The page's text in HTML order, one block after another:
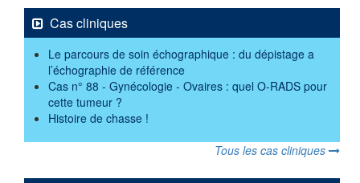
Cas cliniques
Le parcours de soin échographique : du dépistage a
l’échographie de référence
Cas n° 88 - Gynécologie - Ovaires : quel O-RADS pour
cette tumeur ?
Histoire de chasse !
Tous les cas cliniques